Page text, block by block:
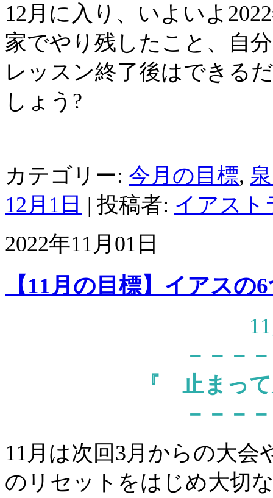
12月に入り、いよいよ
家でやり残したこと、自
レッスン終了後はできる
しょう?
カテゴリー: 今月の目標,
12月1日 | 投稿者: イアスト
2022年11月01日
【11月の目標】イアスの
－－－
『 止まっ
－－－
11月は次回3月からの大
のリセットをはじめ大切